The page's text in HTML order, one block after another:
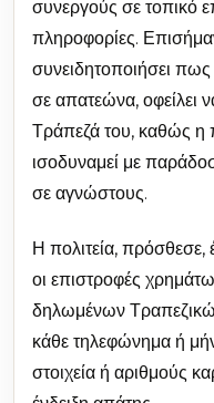
συνεργούς σε τοπικό
πληροφορίες.
συνειδητοποιήσει πως
σε απατεώνα, οφείλει
Τράπεζά του, καθώς
ισοδυναμεί με
σε αγνώστους.
Η πολιτεία, πρόσθεσε,
οι επιστροφές
δηλωμένων
κάθε τηλεφώνημα ή
στοιχεία ή αριθμούς